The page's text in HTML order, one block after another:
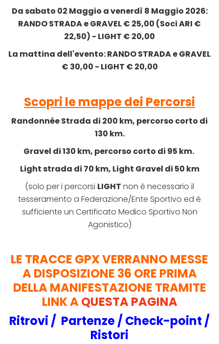
Da sabato 02 Maggio a venerdì 8 Maggio 2026:
RANDO STRADA e GRAVEL € 25,00 (Soci ARI €
22,50) - LIGHT € 20,00
La mattina dell'evento: RANDO STRADA e GRAVEL
€ 30,00 - LIGHT € 20,00
Scopri le mappe dei Percorsi
Randonnée Strada di 200 km, percorso corto di
130 km.
Gravel di 130 km, percorso corto di 95 km.
Light strada di 70 km, Light Gravel di 50 km
(solo per i percorsi LIGHT non è necessario il
tesseramento a Federazione/Ente Sportivo ed è
sufficiente un Certificato Medico Sportivo Non
Agonistico)
LE TRACCE GPX VERRANNO MESSE
A DISPOSIZIONE 36 ORE PRIMA
DELLA MANIFESTAZIONE TRAMITE
LINK AQUESTA PAGINA
Ritrovi / Partenze / Check-point /
Ristori